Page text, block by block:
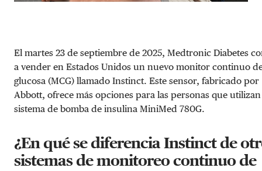
El martes 23 de septiembre de 2025, Medtronic Diabetes
a vender en Estados Unidos un nuevo monitor continuo
glucosa (MCG) llamado Instinct. Este sensor, fabricado por
Abbott, ofrece más opciones para las personas que
sistema de bomba de insulina MiniMed 780G.
¿En qué se diferencia Instinct de
sistemas de monitoreo continuo de